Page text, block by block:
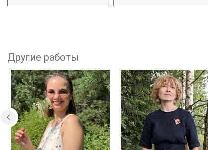
Другие работы